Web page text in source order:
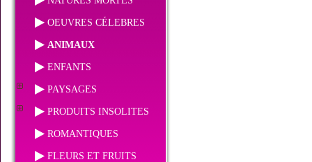
OEUVRES CÉLEBRES
ANIMAUX
ENFANTS
PAYSAGES
PRODUITS INSOLITES
ROMANTIQUES
FLEURS ET FRUITS